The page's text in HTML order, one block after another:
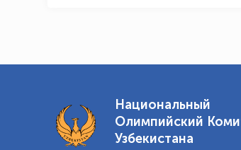
Национальный
Олимпийский
Узбекистана